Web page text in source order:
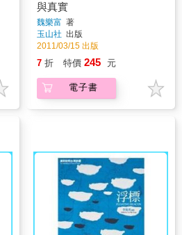
與真實
魏樂富 著
玉山社 出版
2011/03/15 出版
7 折 特價 245 元
電子書